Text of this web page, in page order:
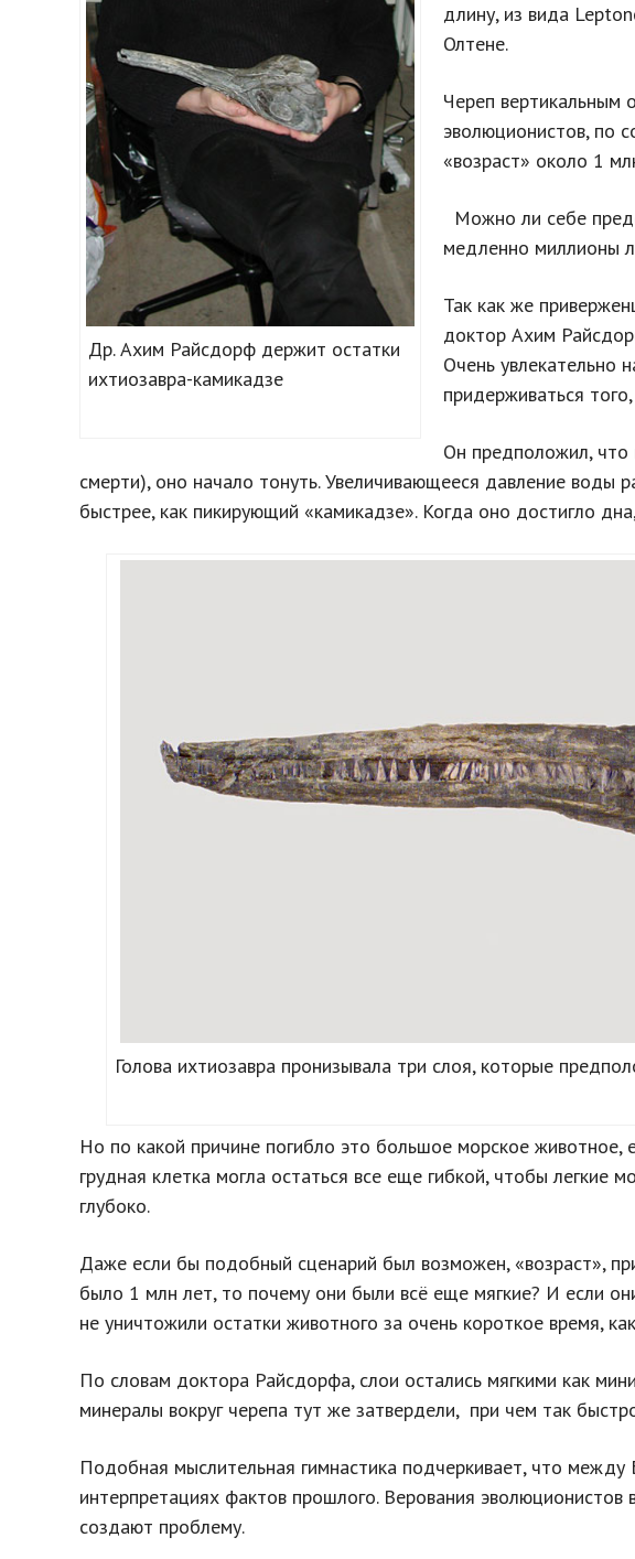
Др. Ахим Райсдорф держит остатки
ихтиозавра-камикадзе
длину, из вида
Олтене.
Череп вертикальным
эволюционистов, по
«возраст» около 1
Можно ли себе
медленно миллионы
Так как же
доктор Ахим
Очень увлекательно
придерживаться
Он предположил, что
смерти), оно начало тонуть. Увеличивающееся давление воды
быстрее, как пикирующий «камикадзе». Когда оно достигло
Голова ихтиозавра пронизывала три слоя, которые
Но по какой причине погибло это большое морское
грудная клетка могла остаться все еще гибкой, чтобы
глубоко.
Даже если бы подобный сценарий был возможен, «возраст»,
было 1 млн лет, то почему они были всё еще мягкие? И если
не уничтожили остатки животного за очень короткое время,
По словам доктора Райсдорфа, слои остались мягкими как
минералы вокруг черепа тут же затвердели, при чем так
Подобная мыслительная гимнастика подчеркивает, что
интерпретациях фактов прошлого. Верования
создают проблему.